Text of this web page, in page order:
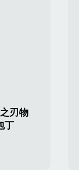
刃物
丁